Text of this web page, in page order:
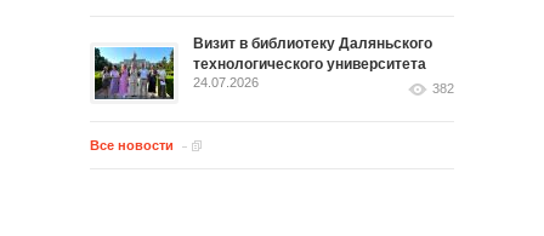
Визит в библиотеку Даляньского
технологического университета
24.07.2026 382
Все новости